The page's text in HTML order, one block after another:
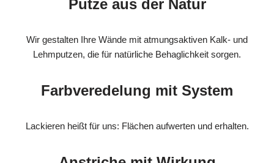
Putze aus der Natur
Wir gestalten Ihre Wände mit atmungsaktiven Kalk- und
Lehmputzen, die für natürliche Behaglichkeit sorgen.
Farbveredelung mit System
Lackieren heißt für uns: Flächen aufwerten und erhalten.